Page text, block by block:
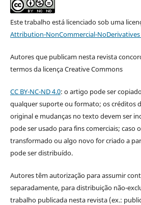
Este trabalho está licenciado sob uma
Attribution-NonCommercial-
Autores que publicam nesta revista
termos da licença Creative Commons
CC BY-NC-ND 4.0: o artigo pode ser
qualquer suporte ou formato; os créditos
original e mudanças no texto devem ser
pode ser usado para fins comerciais; caso
transformado ou algo novo for criado a
pode ser distribuído.
Autores têm autorização para assumir
separadamente, para distribuição não-
trabalho publicada nesta revista (ex.: